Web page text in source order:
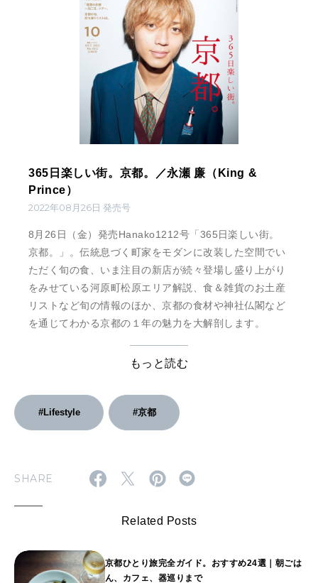
365日楽しい街。京都。／永瀬 廉（King &
Prince）
2022年08月26日 発売号
8月26日（金）発売Hanako1212号「365日楽しい街。
京都。」。伝統息づく町家をモダンに改装した空間でい
ただく旬の食、いま注目の新店が続々登場し盛り上がり
をみせている河原町松原エリア解説、食＆雑貨のお土産
リストなど旬の情報のほか、京都の食材や神社仏閣など
を通じてわかる京都の１年の魅力を大解剖します。
もっと読む
#Lifestyle #京都
SHARE
Related Posts
京都ひとり旅完全ガイド。おすすめ24選｜朝ごは
ん、カフェ、器巡りまで